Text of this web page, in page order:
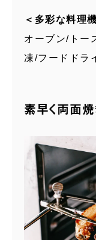
＜多彩な料理
オーブン/トー
凍/フードドラ
素早く両面焼